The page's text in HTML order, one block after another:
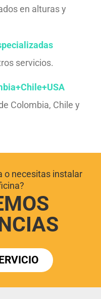
en alturas y
servicios.
Colombia, Chile y
o necesitas instalar